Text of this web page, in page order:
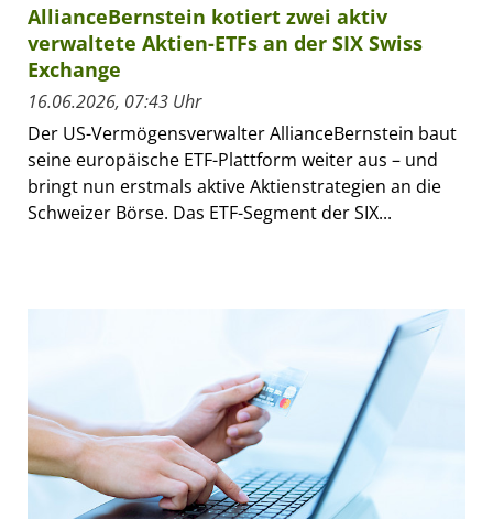
AllianceBernstein kotiert zwei aktiv
verwaltete Aktien-ETFs an der SIX Swiss
Exchange
16.06.2026, 07:43 Uhr
Der US-Vermögensverwalter AllianceBernstein baut
seine europäische ETF-Plattform weiter aus – und
bringt nun erstmals aktive Aktienstrategien an die
Schweizer Börse. Das ETF-Segment der SIX...